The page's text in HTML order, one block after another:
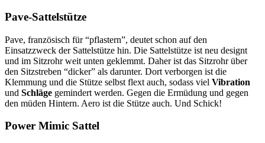
Pave-Sattelstütze
Pave, französisch für “pflastern”, deutet schon auf den
Einsatzzweck der Sattelstütze hin. Die Sattelstütze ist neu designt
und im Sitzrohr weit unten geklemmt. Daher ist das Sitzrohr über
den Sitzstreben “dicker” als darunter. Dort verborgen ist die
Klemmung und die Stütze selbst flext auch, sodass viel Vibration
und Schläge gemindert werden. Gegen die Ermüdung und gegen
den müden Hintern. Aero ist die Stütze auch. Und Schick!
Power Mimic Sattel